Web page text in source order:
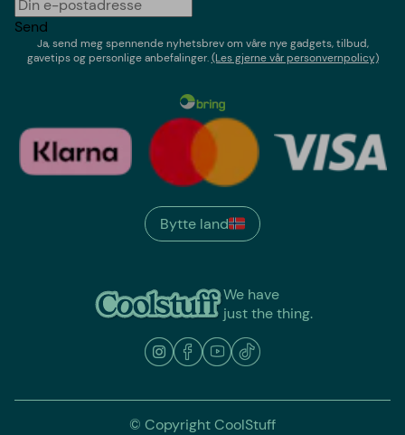
Send
Ja, send meg spennende nyhetsbrev om våre nye gadgets, tilbud,
gavetips og personlige anbefalinger.(Les gjerne vår personvernpolicy)
We have
just the thing.
Bytte land
© Copyright CoolStuff